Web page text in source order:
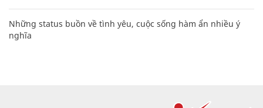
Những status buồn về tình yêu, cuộc sống hàm ẩn nhiều ý
nghĩa